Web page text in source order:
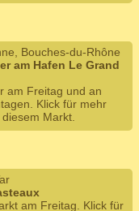
Bouches-du-Rhône
am Hafen Le Grand
am Freitag und an
Klick für mehr
Markt.
am Freitag. Klick für